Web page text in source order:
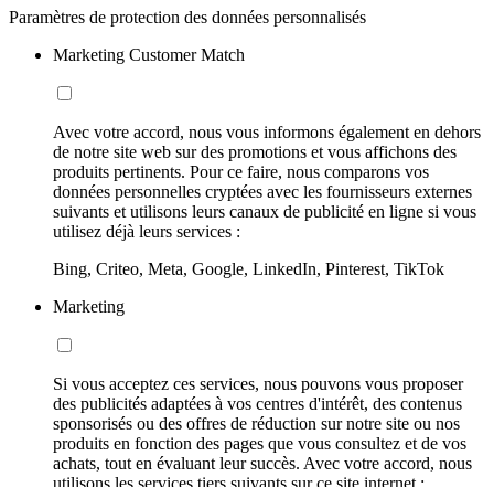
Paramètres de protection des données personnalisés
Marketing Customer Match
Avec votre accord, nous vous informons également en dehors
de notre site web sur des promotions et vous affichons des
produits pertinents. Pour ce faire, nous comparons vos
données personnelles cryptées avec les fournisseurs externes
suivants et utilisons leurs canaux de publicité en ligne si vous
utilisez déjà leurs services :
Bing, Criteo, Meta, Google, LinkedIn, Pinterest, TikTok
Marketing
Si vous acceptez ces services, nous pouvons vous proposer
des publicités adaptées à vos centres d'intérêt, des contenus
sponsorisés ou des offres de réduction sur notre site ou nos
produits en fonction des pages que vous consultez et de vos
achats, tout en évaluant leur succès. Avec votre accord, nous